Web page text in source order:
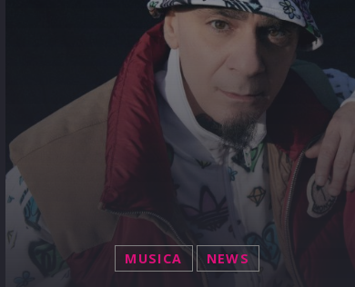
MUSICA NEWS